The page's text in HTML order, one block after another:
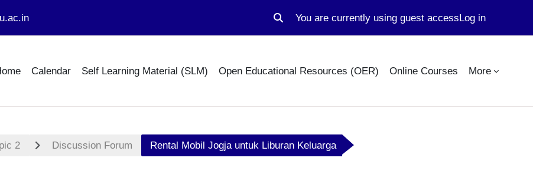
Toggle search input
You are currently using guest accessLog in
Calendar Self Learning Material (SLM) Open Educational Resources (OER) Online Courses More
2 Discussion Forum Rental Mobil Jogja untuk Liburan Keluarga